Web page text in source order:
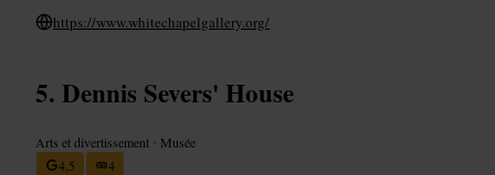
https://www.whitechapelgallery.org/
Dennis Severs' House
Arts et divertissement • Musée
4,5
4